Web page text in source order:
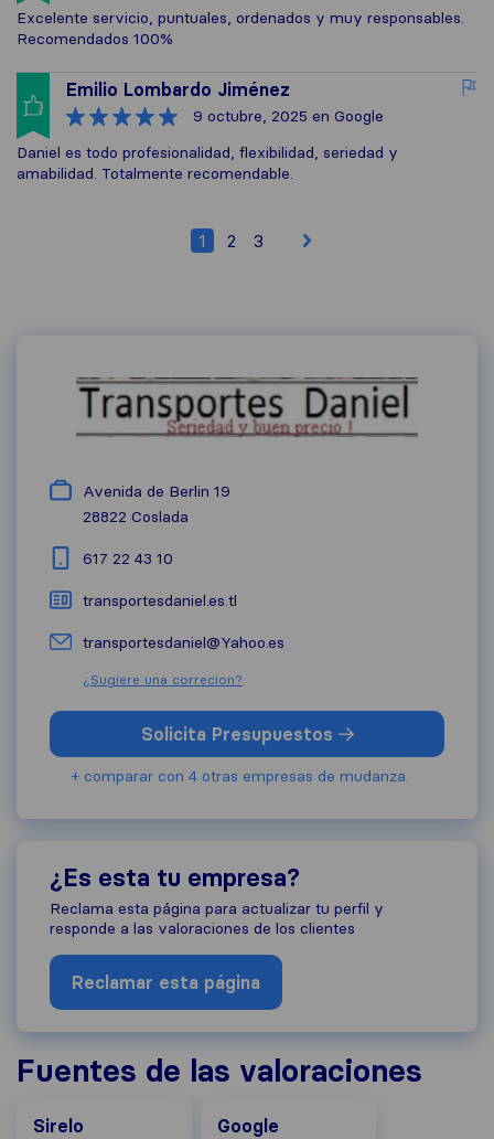
Excelente servicio, puntuales, ordenados y muy responsables.
Recomendados 100%
Emilio Lombardo Jiménez
9 octubre, 2025 en Google
Daniel es todo profesionalidad, flexibilidad, seriedad y
amabilidad. Totalmente recomendable.
1 2 3
Avenida de Berlin 19
28822 Coslada
617 22 43 10
transportesdaniel.es.tl
transportesdaniel@Yahoo.es
¿Sugiere una correcion?
Solicita Presupuestos
+ comparar con 4 otras empresas de mudanza.
¿Es esta tu empresa?
Reclama esta página para actualizar tu perfil y
responde a las valoraciones de los clientes
Reclamar esta página
Fuentes de las valoraciones
Sirelo
Google